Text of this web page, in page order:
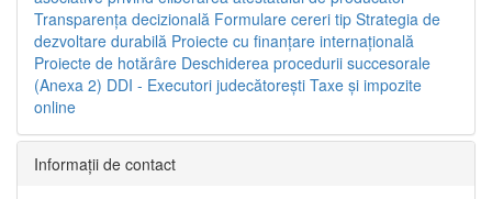
Transparenţa decizională Formulare cereri tip Strategia de
dezvoltare durabilă Proiecte cu finanţare internaţională
Proiecte de hotărâre Deschiderea procedurii succesorale
(Anexa 2) DDI - Executori judecătorești Taxe şi impozite
online
Informaţii de contact